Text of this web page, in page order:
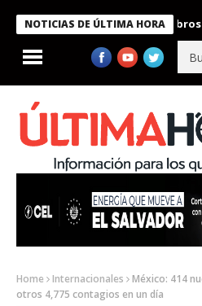
NOTICIAS DE ÚLTIMA HORA
Bukele condecora a miembros de
Home Internacionales
México: 414
otros 4,775 contagios en un día